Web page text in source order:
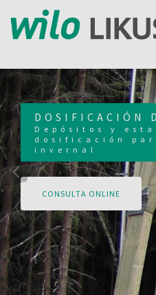
DOSIFICACIÓN
Depósitos y
dosificación
invernal
CONSULTA ONLINE